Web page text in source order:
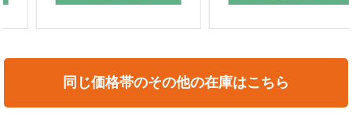
同じ価格帯のその他の在庫はこちら